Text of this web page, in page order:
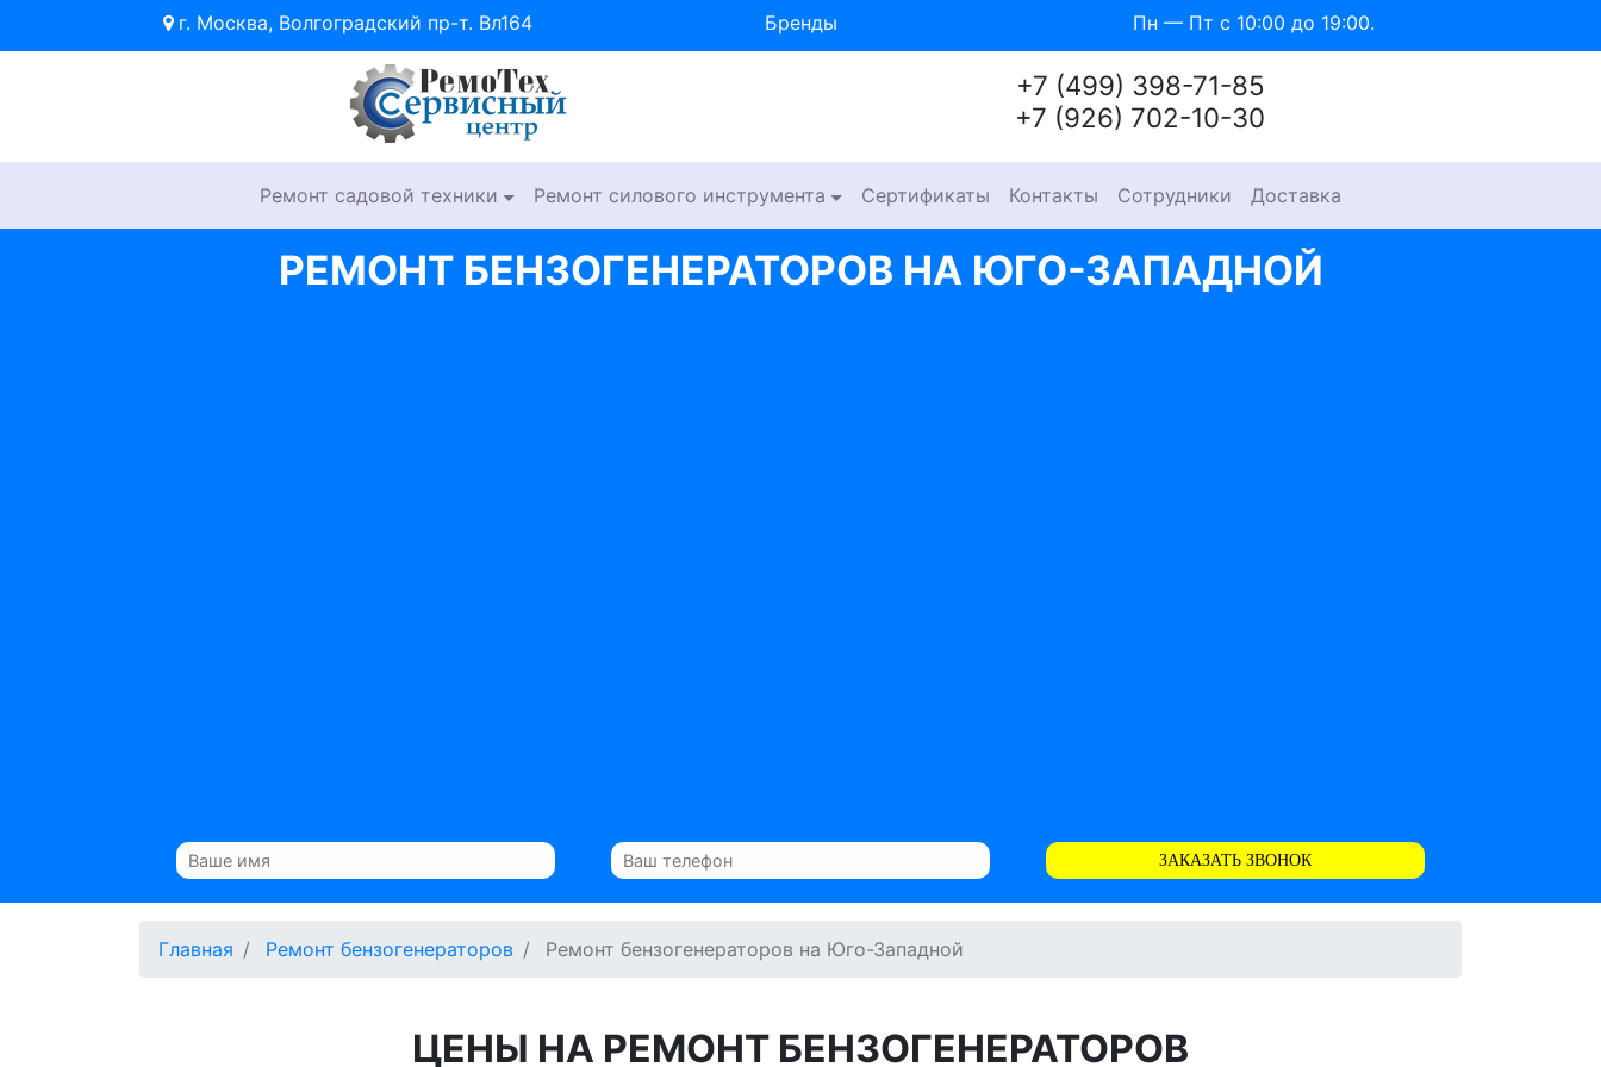
г. Москва, Волгоградский пр-т. Вл164 Бренды Пн — Пт с 10:00 до 19:00.
+7 (499) 398-71-85
+7 (926) 702-10-30
Ремонт садовой техники Ремонт силового инструмента Сертификаты Контакты Сотрудники Доставка
РЕМОНТ БЕНЗОГЕНЕРАТОРОВ НА ЮГО-ЗАПАДНОЙ
ЗАКАЗАТЬ ЗВОНОК
Главная Ремонт бензогенераторов Ремонт бензогенераторов на Юго-Западной
ЦЕНЫ НА РЕМОНТ БЕНЗОГЕНЕРАТОРОВ